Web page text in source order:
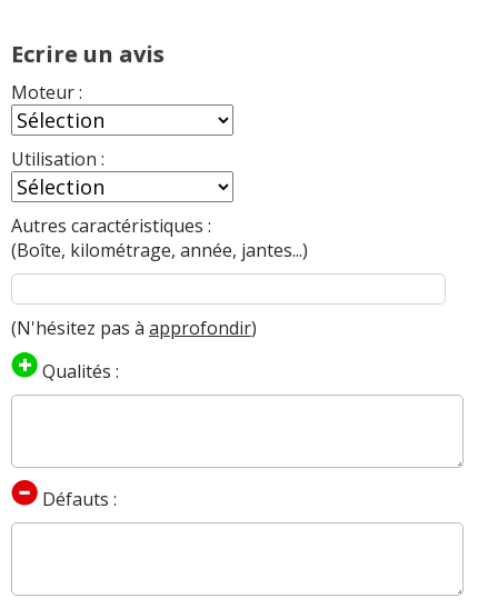
Ecrire un avis
Moteur :
Utilisation :
Autres caractéristiques :
(Boîte, kilométrage, année, jantes...)
(N'hésitez pas à approfondir)
Qualités :
Défauts :